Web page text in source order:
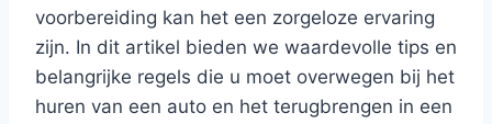
voorbereiding kan het een zorgeloze ervaring
zijn. In dit artikel bieden we waardevolle tips en
belangrijke regels die u moet overwegen bij het
huren van een auto en het terugbrengen in een